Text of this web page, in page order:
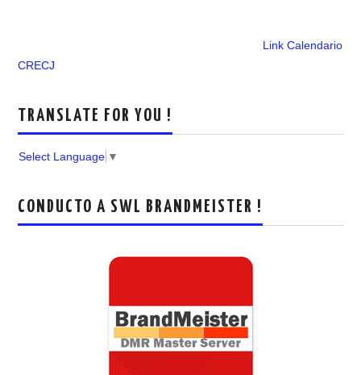
Link Calendario
CRECJ
TRANSLATE FOR YOU !
Select Language ▼
CONDUCTO A SWL BRANDMEISTER !